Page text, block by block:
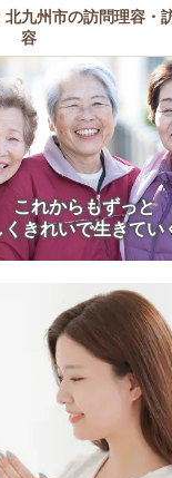
九州市の訪問理容・
容
これからもずっと
きれいで生きてい